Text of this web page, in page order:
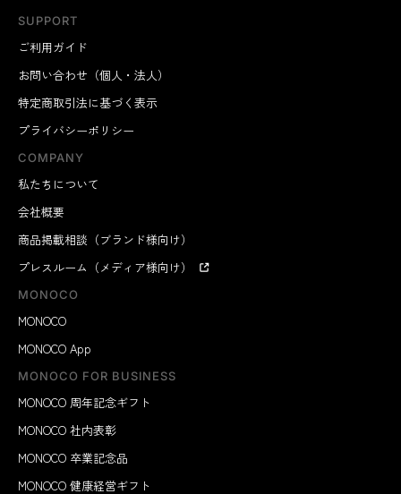
SUPPORT
ご利用ガイド
お問い合わせ（個人・法人）
特定商取引法に基づく表示
プライバシーポリシー
COMPANY
私たちについて
会社概要
商品掲載相談（ブランド様向け）
プレスルーム（メディア様向け）
MONOCO
MONOCO
MONOCO App
MONOCO FOR BUSINESS
MONOCO 周年記念ギフト
MONOCO 社内表彰
MONOCO 卒業記念品
MONOCO 健康経営ギフト